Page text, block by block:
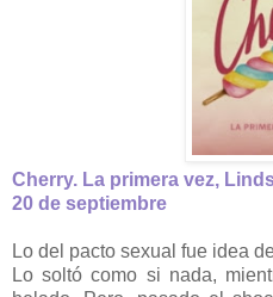
Cherry. La primera vez,
20 de septiembre
Lo del pacto sexual fue idea
Lo soltó como si nada,